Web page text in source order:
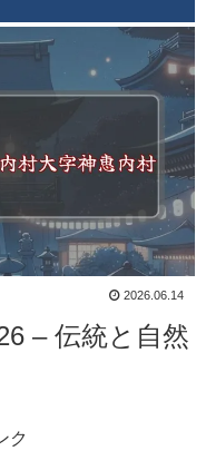
2026.06.14
– 伝統と自然
ク